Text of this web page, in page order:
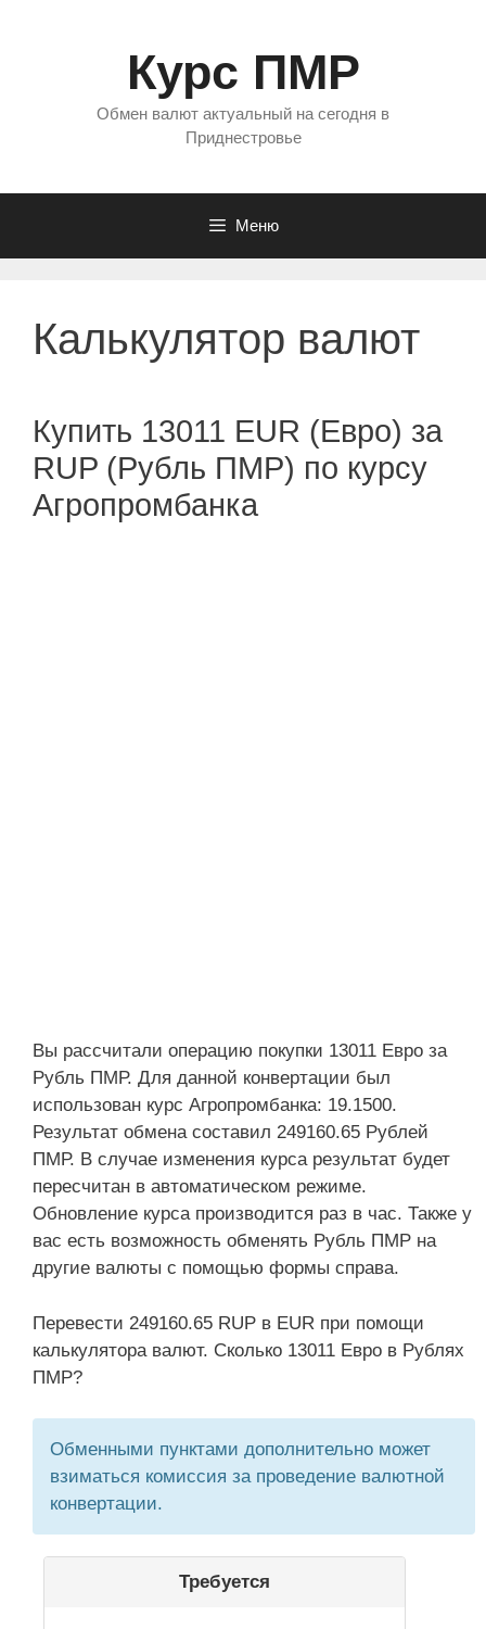
Курс ПМР
Обмен валют актуальный на сегодня в
Приднестровье
Меню
Калькулятор валют
Купить 13011 EUR (Евро) за
RUP (Рубль ПМР) по курсу
Агропромбанка
Вы рассчитали операцию покупки 13011 Евро за
Рубль ПМР. Для данной конвертации был
использован курс Агропромбанка: 19.1500.
Результат обмена составил 249160.65 Рублей
ПМР. В случае изменения курса результат будет
пересчитан в автоматическом режиме.
Обновление курса производится раз в час. Также у
вас есть возможность обменять Рубль ПМР на
другие валюты с помощью формы справа.
Перевести 249160.65 RUP в EUR при помощи
калькулятора валют. Сколько 13011 Евро в Рублях
ПМР?
Обменными пунктами дополнительно может
взиматься комиссия за проведение валютной
конвертации.
Требуется